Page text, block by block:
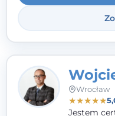
Wrocław
★★★★★
Jestem